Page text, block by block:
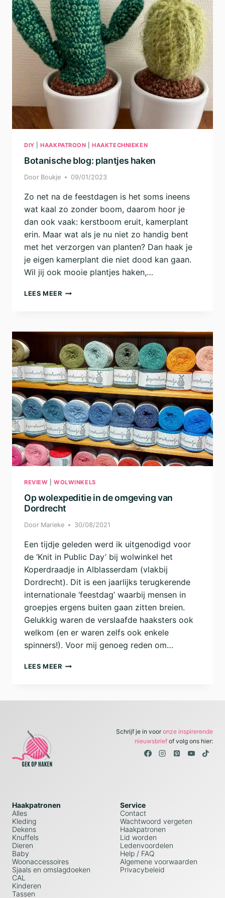
HAAKPROJECTEN
DIY |HAAKPATROON |HAAKTECHNIEKEN
Botanische blog: plantjes haken
Door Boukje 09/01/2023
Zo net na de feestdagen is het soms ineens
wat kaal zo zonder boom, daarom hoor je
dan ook vaak: kerstboom eruit, kamerplant
erin. Maar wat als je nu niet zo handig bent
met het verzorgen van planten? Dan haak je
je eigen kamerplant die niet dood kan gaan.
Wil jij ook mooie plantjes haken,…
LEES MEERBOTANISCHE
REVIEW |WOLWINKELS
Op wolexpeditie in de omgeving van
Dordrecht
Door Marieke 30/08/2021
Een tijdje geleden werd ik uitgenodigd voor
de ‘Knit in Public Day’ bij wolwinkel het
Koperdraadje in Alblasserdam (vlakbij
Dordrecht). Dit is een jaarlijks terugkerende
internationale ‘feestdag’ waarbij mensen in
groepjes ergens buiten gaan zitten breien.
Gelukkig waren de verslaafde haaksters ook
welkom (en er waren zelfs ook enkele
spinners!). Voor mij genoeg reden om…
LEES MEEROP
Schrijf je in vooronze inspirerende
nieuwsbriefof volg ons hier:
Haakpatronen
Alles
Kleding
Dekens
Knuffels
Dieren
Baby
Woonaccessoires
Sjaals en omslagdoeken
CAL
Kinderen
Tassen
Service
Contact
Wachtwoord vergeten
Haakpatronen
Lid worden
Ledenvoordelen
Help / FAQ
Algemene voorwaarden
Privacybeleid